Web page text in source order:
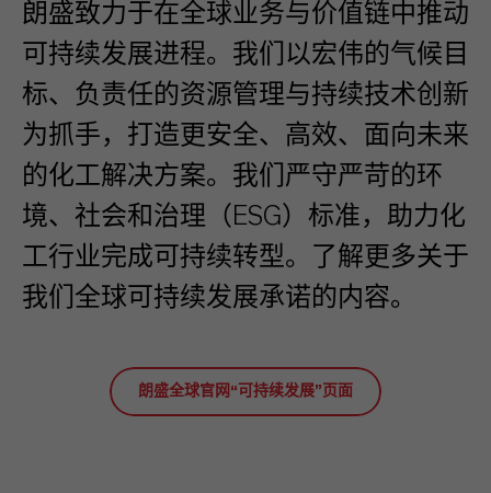
朗盛致力于在全球业务与价值链中推动
可持续发展进程。我们以宏伟的气候目
标、负责任的资源管理与持续技术创新
为抓手，打造更安全、高效、面向未来
的化工解决方案。我们严守严苛的环
境、社会和治理（ESG）标准，助力化
工行业完成可持续转型。了解更多关于
我们全球可持续发展承诺的内容。
朗盛全球官网“可持续发展”页面